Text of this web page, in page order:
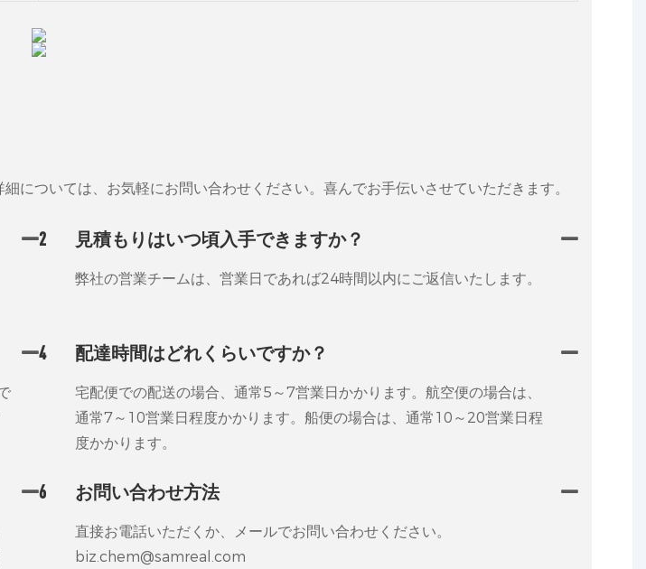
については、お気軽にお問い合わせください。喜んでお手伝いさせていただきます。
2 見積もりはいつ頃入手できますか？
弊社の営業チームは、営業日であれば24時間以内にご返信いたします。
4 配達時間はどれくらいですか？
宅配便での配送の場合、通常5～7営業日かかります。航空便の場合は、
通常7～10営業日程度かかります。船便の場合は、通常10～20営業日程
度かかります。
6 お問い合わせ方法
直接お電話いただくか、メールでお問い合わせください。
biz.chem@samreal.com